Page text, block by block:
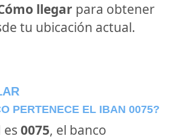
llegar para obtener
tu ubicación actual.
PERTENECE EL IBAN 0075?
es 0075, el banco